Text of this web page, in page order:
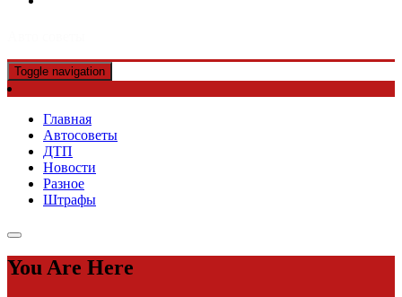
Toggle navigation
Главная
Автосоветы
ДТП
Новости
Разное
Штрафы
You Are Here